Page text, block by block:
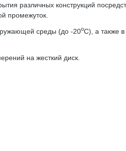
различных конструкций
промежуток.
среды (до -20оС), а также
на жесткий диск.